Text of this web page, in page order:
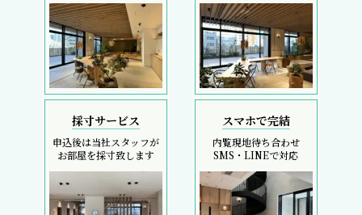
採寸サービス
申込後は当社スタッフが
お部屋を採寸致します
スマホで完結
内覧現地待ち合わせ
SMS・LINEで対応